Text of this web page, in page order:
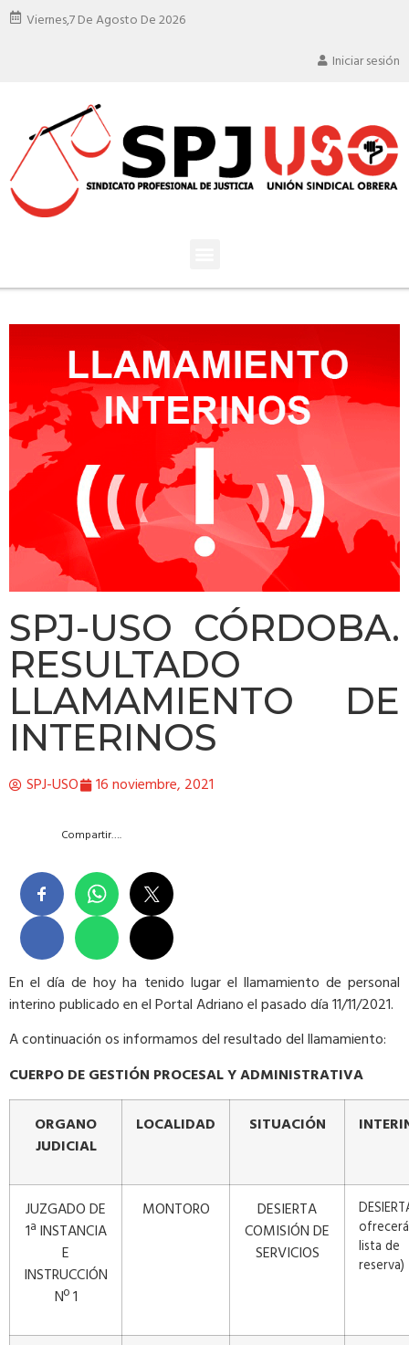
Viernes,7 De Agosto De 2026
Iniciar sesión
SPJ-USO CÓRDOBA.
RESULTADO
LLAMAMIENTO DE
INTERINOS
SPJ-USO 16 noviembre, 2021
Compartir….
En el día de hoy ha tenido lugar el llamamiento de personal
interino publicado en el Portal Adriano el pasado día 11/11/2021.
A continuación os informamos del resultado del llamamiento:
CUERPO DEGESTIÓN PROCESAL Y ADMINISTRATIVA
ORGANO
JUDICIAL
LOCALIDAD SITUACIÓN
JUZGADO DE
1ª INSTANCIA
E
INSTRUCCIÓN
Nº 1
MONTORO
DESIERTA
COMISIÓN DE
SERVICIOS
lista de
reserva)